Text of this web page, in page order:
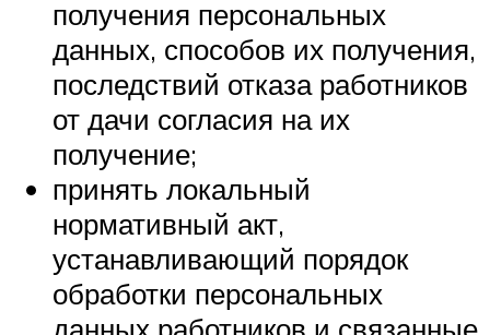
получения персональных
данных, способов их получения,
последствий отказа работников
от дачи согласия на их
получение;
принять локальный
нормативный акт,
устанавливающий порядок
обработки персональных